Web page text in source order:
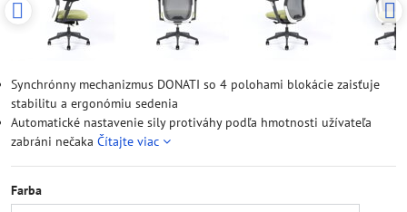
Synchrónny mechanizmus DONATI so 4 polohami blokácie zaisťuje
stabilitu a ergonómiu sedenia
Automatické nastavenie sily protiváhy podľa hmotnosti užívateľa
zabráni nečaka Čítajte viac
Farba